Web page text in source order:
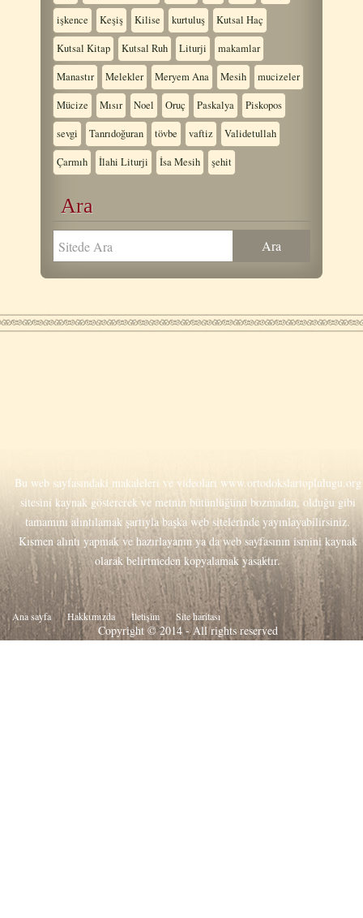
işkence Keşiş Kilise kurtuluş Kutsal Haç
Kutsal Kitap Kutsal Ruh Liturji makamlar
Manastır Melekler Meryem Ana Mesih mucizeler
Mücize Mısır Noel Oruç Paskalya Piskopos
sevgi Tanrıdoğuran tövbe vaftiz Validetullah
Çarmıh İlahi Liturji İsa Mesih şehit
Ara
Bu web sayfasındaki makaleleri ve videoları www.ortodokslartoplulugu.org
sitesini kaynak göstererek ve metnin bütünlüğünü bozmadan, olduğu gibi
tamamını alıntılamak şartıyla başka web sitelerinde yayınlayabilirsiniz.
Kısmen alıntı yapmak ve hazırlayanın ya da web sayfasının ismini kaynak
olarak belirtmeden kopyalamak yasaktır.
Ana sayfa Hakkιmιzda İletişim Site haritası
Copyright © 2014 - All rights reserved